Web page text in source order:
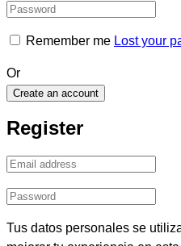
Remember me Lost your
Or
Create an account
Register
Tus datos personales se